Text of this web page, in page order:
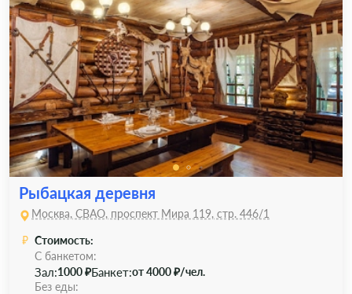
Рыбацкая деревня
Москва, СВАО, проспект Мира 119, стр. 446/1
Стоимость:
С банкетом:
Зал:1000 ₽Банкет:от 4000 ₽/чел.
Без еды: